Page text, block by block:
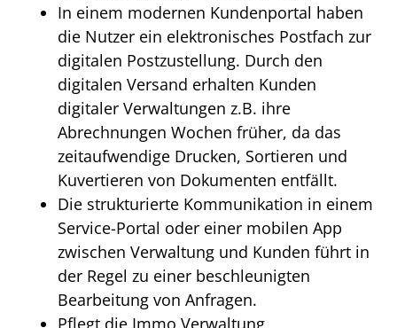
In einem modernen Kundenportal haben
die Nutzer ein elektronisches Postfach zur
digitalen Postzustellung. Durch den
digitalen Versand erhalten Kunden
digitaler Verwaltungen z.B. ihre
Abrechnungen Wochen früher, da das
zeitaufwendige Drucken, Sortieren und
Kuvertieren von Dokumenten entfällt.
Die strukturierte Kommunikation in einem
Service-Portal oder einer mobilen App
zwischen Verwaltung und Kunden führt in
der Regel zu einer beschleunigten
Bearbeitung von Anfragen.
Pflegt die Immo Verwaltung